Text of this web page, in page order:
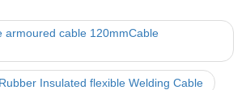
armoured cable 120mmCable
Insulated flexible Welding Cable